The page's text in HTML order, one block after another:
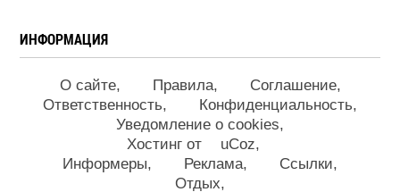
ИНФОРМАЦИЯ
О сайте Правила
Соглашение
Ответственность
Конфиденциальность
Уведомление о cookies
Хостинг от
uCoz
Информеры
Реклама
Ссылки
Отдых